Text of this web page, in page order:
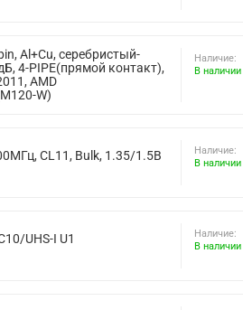
Al+Cu, серебристый-
4-PIPE(прямой контакт),
AMD
W)
Наличие:
В наличии
CL11, Bulk, 1.35/1.5В
Наличие:
В наличии
UHS-I U1
Наличие:
В наличии